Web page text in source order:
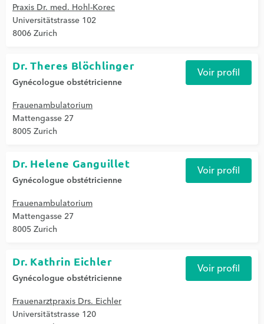
Praxis Dr. med. Hohl-Korec
Universitätstrasse 102
8006 Zurich
Dr. Theres Blöchlinger
Gynécologue obstétricienne
Frauenambulatorium
Mattengasse 27
8005 Zurich
Voir profil
Dr. Helene Ganguillet
Gynécologue obstétricienne
Frauenambulatorium
Mattengasse 27
8005 Zurich
Voir profil
Dr. Kathrin Eichler
Gynécologue obstétricienne
Frauenarztpraxis Drs. Eichler
Universitätstrasse 120
Voir profil